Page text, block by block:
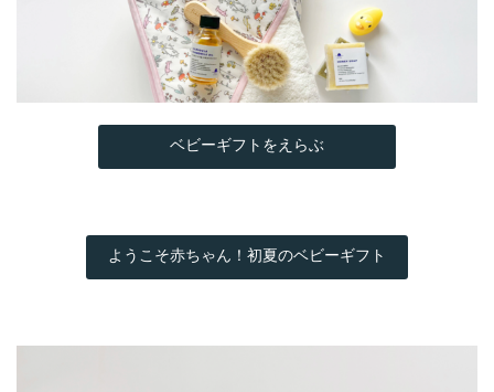
ベビーギフトをえらぶ
ようこそ赤ちゃん！初夏のベビーギフト